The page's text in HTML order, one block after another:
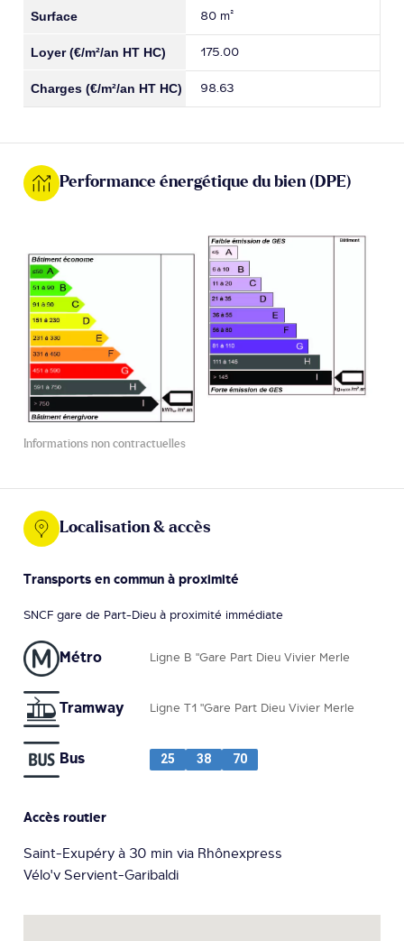
80 m²
175.00
98.63
Performance énergétique du bien (DPE)
Informations non contractuelles
Localisation & accès
Transports en commun à proximité
SNCF gare de Part-Dieu à proximité immédiate
Métro Ligne B "Gare Part Dieu Vivier Merle
Tramway Ligne T1 "Gare Part Dieu Vivier Merle
Bus 25 38 70
Accès routier
Saint-Exupéry à 30 min via Rhônexpress
Vélo'v Servient-Garibaldi